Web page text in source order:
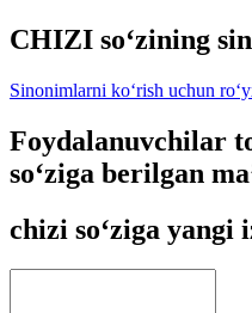
CHIZI so‘zining
Sinonimlarni ko‘rish uchun
Foydalanuvchilar
so‘ziga berilgan
chizi so‘ziga yangi